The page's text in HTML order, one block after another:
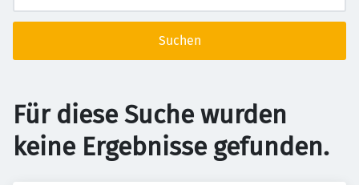
Suchen
Für diese Suche wurden
keine Ergebnisse gefunden.